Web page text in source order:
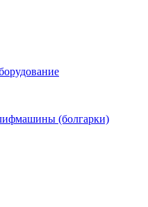
(болгарки)